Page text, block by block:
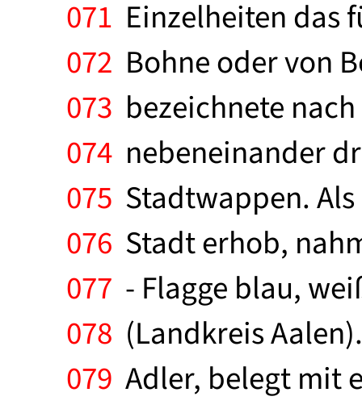
071 Einzelheiten das
072 Bohne oder von
073 bezeichnete
074 nebeneinander
075 Stadtwappen.
076 Stadt erhob,
077 - Flagge blau,
078 (Landkreis
079 Adler, belegt mit